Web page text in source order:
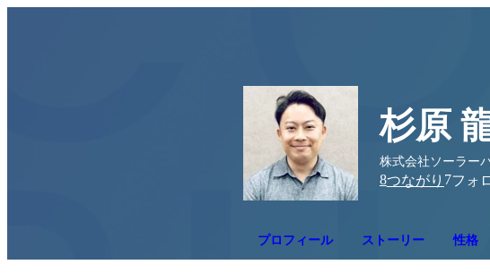
杉原
株式会社ソーラー
8つながり 7フォ
プロフィール ストーリー 性格